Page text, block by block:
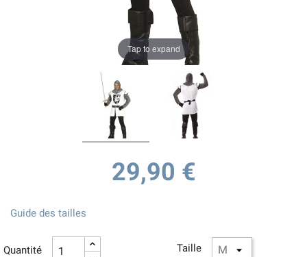
Tap to expand
29,90 €
Taille
Guide des tailles
Quantité